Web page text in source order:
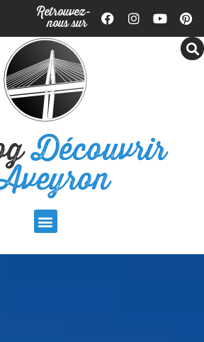
cookies
Retrouvez-
nous sur
Découvrir